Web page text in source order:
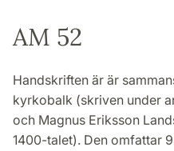
AM 52
Handskriften är är
kyrkobalk (skriven under
och Magnus Eriksson
1400-talet). Den omfattar